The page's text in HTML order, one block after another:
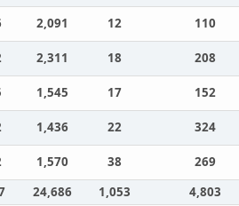
2,091 12
110
2,311 18
208
1,545 17
152
1,436 22
324
1,570 38
269
24,686 1,053
4,803